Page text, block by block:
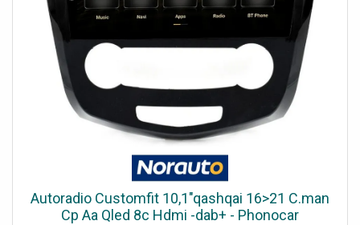
interférences- ,Démarrage instantané ,et stabilité
renforcée, même avec plusieurs applications
ouvertes- ,64 Go de mémoire interne ,: stockage ample
pour toutes vos applications et fichiersAvec ce système,
profitez d’un équipement moderne, performant et
parfaitement adapté à votre véhicule.
Autoradio Customfit 10,1"qashqai 16>21 C.man
Cp Aa Qled 8c Hdmi -dab+ - Phonocar